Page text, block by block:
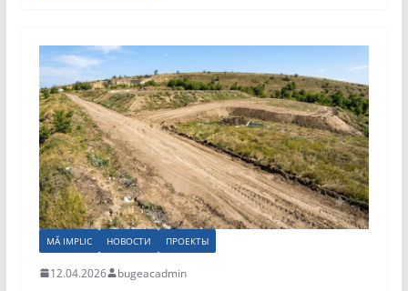
MĂ IMPLIC НОВОСТИ ПРОЕКТЫ
12.04.2026 bugeacadmin